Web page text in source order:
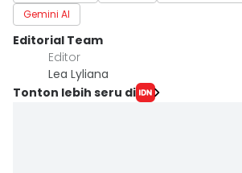
Gemini AI
Editorial Team
Editor
Lea Lyliana
Tonton lebih seru di